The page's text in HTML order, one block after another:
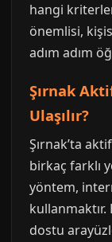
hangi
önemlisi,
adım adım
Şırnak
Ulaşılır?
Şırnak’ta
birkaç farklı
yöntem,
kullanmaktır.
dostu